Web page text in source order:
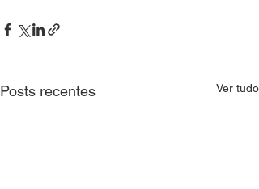
Posts recentes Ver tudo